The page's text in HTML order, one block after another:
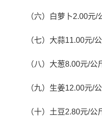
（六）白萝卜2.00元/
（七）大蒜11.00元/
（八）大葱8.00元/公
（九）生姜12.00元/
（十）土豆2.80元/公